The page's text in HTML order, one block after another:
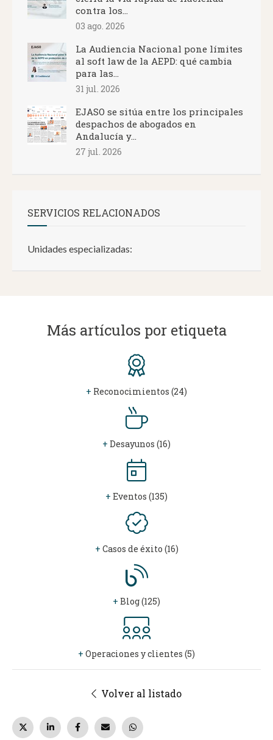
contra los...
03 ago. 2026
La Audiencia Nacional pone límites
al soft law de la AEPD: qué cambia
para las...
31 jul. 2026
EJASO se sitúa entre los principales
despachos de abogados en
Andalucía y...
27 jul. 2026
SERVICIOS RELACIONADOS
Unidades especializadas:
Más artículos por etiqueta
+ Reconocimientos (24)
+ Desayunos (16)
+ Eventos (135)
+ Casos de éxito (16)
+ Blog (125)
+ Operaciones y clientes (5)
Volver al listado